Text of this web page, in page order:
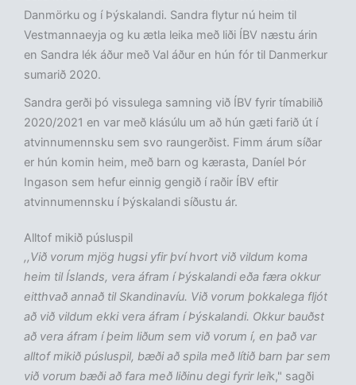
Danmörku og í Þýskalandi. Sandra flytur nú heim til
Vestmannaeyja og ku ætla leika með liði ÍBV næstu árin
en Sandra lék áður með Val áður en hún fór til Danmerkur
sumarið 2020.
Sandra gerði þó vissulega samning við ÍBV fyrir tímabilið
2020/2021 en var með klásúlu um að hún gæti farið út í
atvinnumennsku sem svo raungerðist. Fimm árum síðar
er hún komin heim, með barn og kærasta, Daníel Þór
Ingason sem hefur einnig gengið í raðir ÍBV eftir
atvinnumennsku í Þýskalandi síðustu ár.
Alltof mikið púsluspil
,,Við vorum mjög hugsi yfir því hvort við vildum koma
heim til Íslands, vera áfram í Þýskalandi eða færa okkur
eitthvað annað til Skandinavíu. Við vorum þokkalega fljót
að við vildum ekki vera áfram í Þýskalandi. Okkur bauðst
að vera áfram í þeim liðum sem við vorum í, en það var
alltof mikið púsluspil, bæði að spila með lítið barn þar sem
við vorum bæði að fara með liðinu degi fyrir leik," sagði